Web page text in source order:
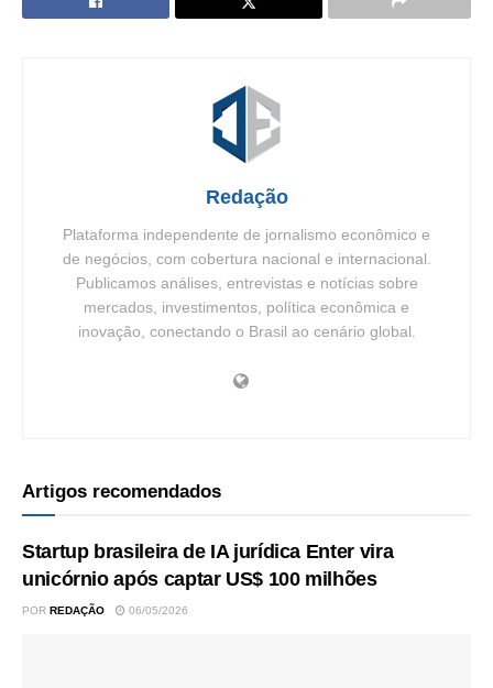
Redação
Plataforma independente de jornalismo econômico e
de negócios, com cobertura nacional e internacional.
Publicamos análises, entrevistas e notícias sobre
mercados, investimentos, política econômica e
inovação, conectando o Brasil ao cenário global.
Artigos recomendados
Startup brasileira de IA jurídica Enter vira
unicórnio após captar US$ 100 milhões
POR REDAÇÃO 06/05/2026